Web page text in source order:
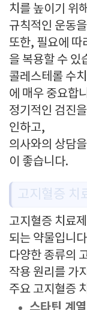
치를 높이기 위
규칙적인 운동
또한, 필요에 따
을 복용할 수 있
콜레스테롤 수
에 매우 중요합
정기적인 검진
인하고,
의사와의 상담
이 좋습니다.
고지혈증 치
고지혈증 치료
되는 약물입니
다양한 종류의
작용 원리를 가
주요 고지혈증